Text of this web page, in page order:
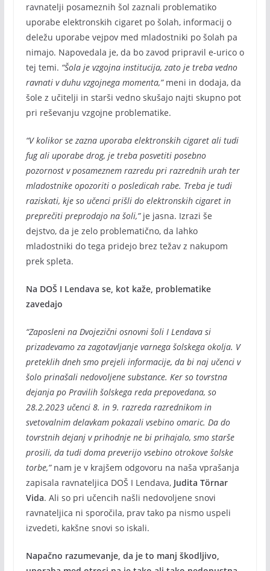
ravnatelji posameznih šol zaznali problematiko
uporabe elektronskih cigaret po šolah, informacij o
deležu uporabe vejpov med mladostniki po šolah pa
nimajo. Napovedala je, da bo zavod pripravil e-urico o
tej temi. “Šola je vzgojna institucija, zato je treba vedno
ravnati v duhu vzgojnega momenta,”meni in dodaja, da
šole z učitelji in starši vedno skušajo najti skupno pot
pri reševanju vzgojne problematike.
“V kolikor se zazna uporaba elektronskih cigaret ali tudi
fug ali uporabe drog, je treba posvetiti posebno
pozornost v posameznem razredu pri razrednih urah ter
mladostnike opozoriti o posledicah rabe. Treba je tudi
raziskati, kje so učenci prišli do elektronskih cigaret in
preprečiti preprodajo na šoli,”je jasna. Izrazi še
dejstvo, da je zelo problematično, da lahko
mladostniki do tega pridejo brez težav z nakupom
prek spleta.
Na DOŠ I Lendava se, kot kaže, problematike
zavedajo
“Zaposleni na Dvojezični osnovni šoli I Lendava si
prizadevamo za zagotavljanje varnega šolskega okolja. V
preteklih dneh smo prejeli informacije, da bi naj učenci v
šolo prinašali nedovoljene substance. Ker so tovrstna
dejanja po Pravilih šolskega reda prepovedana, so
28.2.2023 učenci 8. in 9. razreda razrednikom in
svetovalnim delavkam pokazali vsebino omaric. Da do
tovrstnih dejanj v prihodnje ne bi prihajalo, smo starše
prosili, da tudi doma preverijo vsebino otrokove šolske
torbe,”nam je v krajšem odgovoru na naša vprašanja
zapisala ravnateljica DOŠ I Lendava, Judita Törnar
Vida. Ali so pri učencih našli nedovoljene snovi
ravnateljica ni sporočila, prav tako pa nismo uspeli
izvedeti, kakšne snovi so iskali.
Napačno razumevanje, da je to manj škodljivo,